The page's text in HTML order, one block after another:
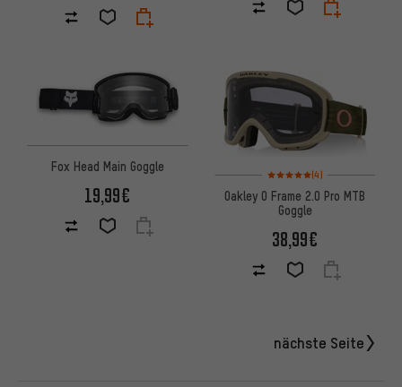
Fox Head Main Goggle
19,99€
Bewertungen: 5 von 5
(4)
Oakley O Frame 2.0 Pro MTB
Goggle
38,99€
nächste Seite